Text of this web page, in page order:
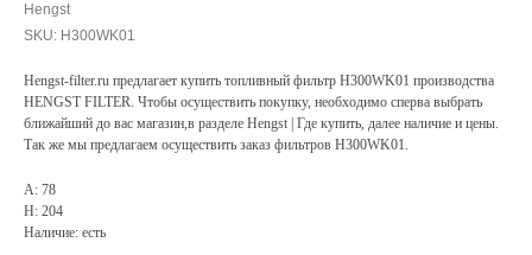
Hengst
SKU: H300WK01
Hengst-filter.ru предлагает купить топливный фильтр H300WK01 производства
HENGST FILTER. Чтобы осуществить покупку, необходимо сперва выбрать
ближайший до вас магазин,в разделе Hengst | Где купить, далее наличие и цены.
Так же мы предлагаем осуществить заказ фильтров H300WK01.
A: 78
H: 204
Наличие: есть